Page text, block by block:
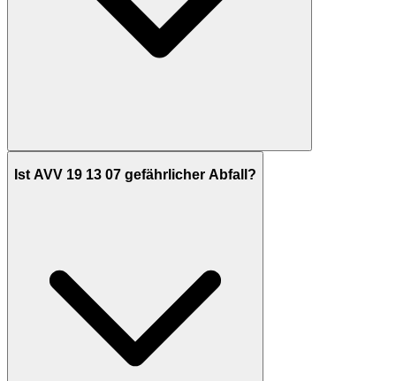
Ist AVV 19 13 07 gefährlicher Abfall?